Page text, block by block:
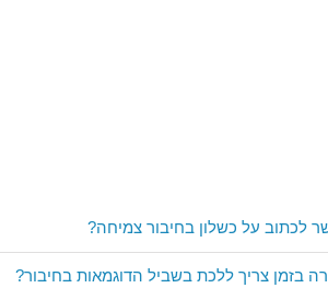
לכתוב על כשלון בחיבור צמיחה?
בזמן צריך ללכת בשביל הדוגמאות בחיבור?